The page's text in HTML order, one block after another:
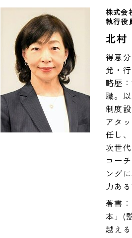
株式会
執行役
北
得意
発・
略歴
職。
制度
アタ
任し
次世
コー
ング
著書
本」(
越え